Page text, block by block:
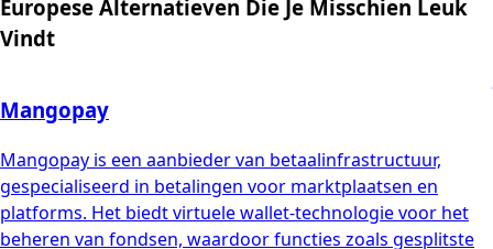
Europese Alternatieven Die Je Misschien Leuk
Vindt
Mangopay
Mangopay is een aanbieder van betaalinfrastructuur,
gespecialiseerd in betalingen voor marktplaatsen en
platforms. Het biedt virtuele wallet-technologie voor het
beheren van fondsen, waardoor functies zoals gesplitste